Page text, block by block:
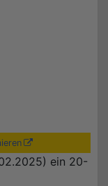
ein 20-